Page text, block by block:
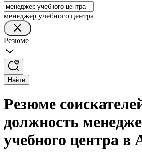
менеджер учебного центра
Резюме
Найти
Резюме
должность
учебного центра в